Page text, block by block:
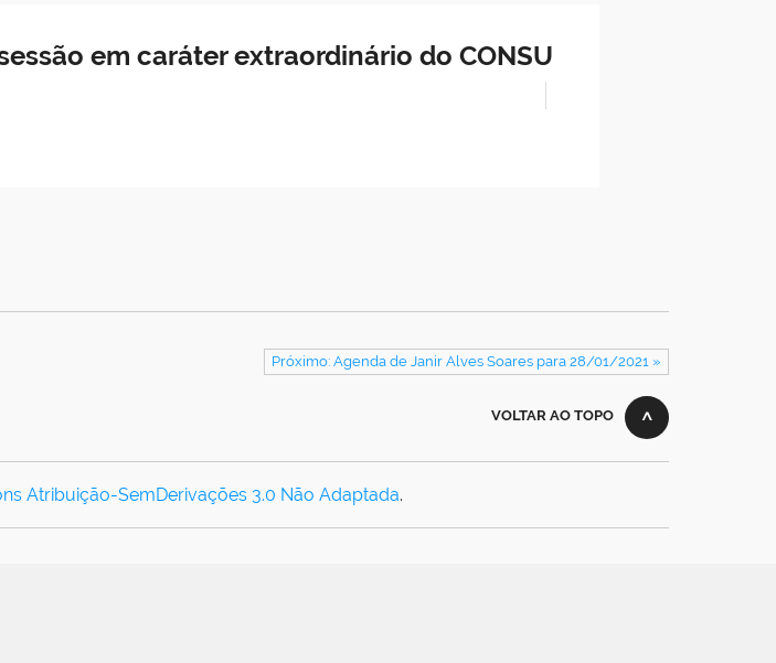
em caráter extraordinário do CONSU
Próximo: Agenda de Janir Alves Soares para 28/01/2021 »
VOLTAR AO TOPO
Atribuição-SemDerivações 3.0 Não Adaptada.